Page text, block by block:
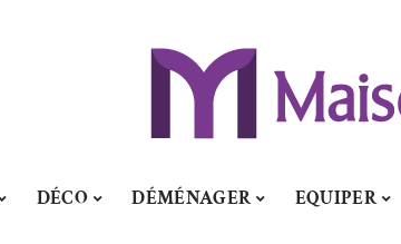
DÉCO DÉMÉNAGER EQUIPER